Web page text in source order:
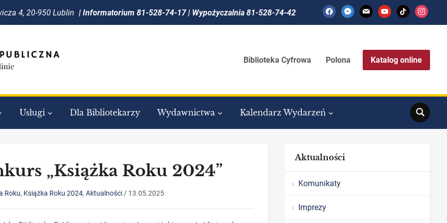
facebookmessenger
mail youtubetiktok instagram
4, 20-950 Lublin | Informatorium 81-528-74-17 | Wypożyczalnia 81-528-74-42
Biblioteka Cyfrowa Polona Katalog online
Usługi Dla Bibliotekarzy Wydawnictwa Kalendarz Wydarzeń Search
„Książka Roku 2024”
Roku, Książka Roku 2024,Aktualności / 13.05.2025
Aktualności
Komunikaty
Imprezy